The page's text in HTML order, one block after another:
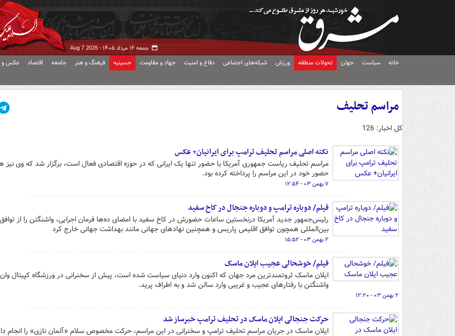
جمعه ۱۶ مرداد ۱۴۰۵ - Aug 7 2026
خانه سیاست جهان تحولات منطقه ورزش شبکه‌های اجتماعی دفاع و امنیت جهاد و مقاومت حسینیه فرهنگ و هنر جامعه اقتصاد عکس و
مراسم تحلیف
کل اخبار: 126
نکته اصلی مراسم تحلیف ترامپ برای ایرانیان+ عکس
مراسم تحلیف ریاست جمهوری آمریکا با حضور تنها یک ایرانی که در حوزه اقتصادی فعال است، برگزار شد که وی نیز
حضور خود در این مراسم را پرداخته کرده بود.
۷ بهمن ۰۳ - ۱۲:۵۴
فیلم/ دوباره ترامپ و دوباره جنجال در کاخ سفید
رئیس‌جمهور جدید آمریکا درنخستین ساعات حضورش در کاخ سفید با امضای ده‌ها فرمان اجرایی، واشنگتن را از
بین‌المللی همچون توافق اقلیمی پاریس و همچنین نهادهای جهانی مانند بهداشت جهانی خارج کرد
۲ بهمن ۰۳ - ۱۵:۵۲
فیلم/ خوشحالی عجیب ایلان ماسک
ایلان ماسک ثروتمندترین مرد جهان که اکنون وارد دنیای سیاست شده است، پیش از سخنرانی در ورزشگاه کپیتال وان
واشنگتن با رفتارهای عجیب و غریبی وارد سالن شد و به اطراف پرید.
۲ بهمن ۰۳ - ۱۲:۲۰
حرکت جنجالی ایلان ماسک در تحلیف ترامپ خبرساز شد
ایلان ماسک در جریان مراسم تحلیف ترامپ و سخنرانی در این مراسم، حرکت مخصوص سلام «آلمان نازی» را انجام